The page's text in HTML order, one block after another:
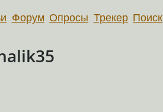
Форум Опросы Трекер Поиск